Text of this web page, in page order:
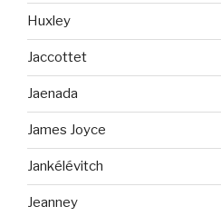
Huxley
Jaccottet
Jaenada
James Joyce
Jankélévitch
Jeanney